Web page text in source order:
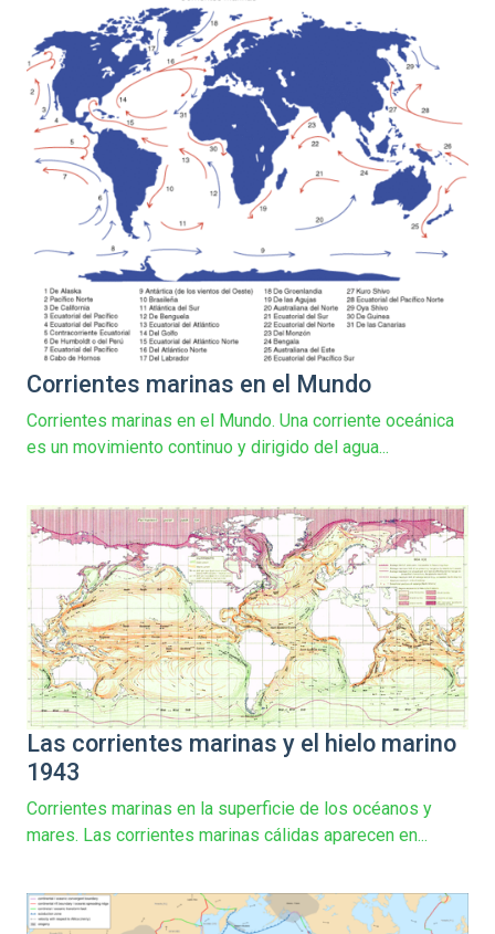
Corrientes marinas en el Mundo
Corrientes marinas en el Mundo. Una corriente oceánica
es un movimiento continuo y dirigido del agua...
Las corrientes marinas y el hielo marino
1943
Corrientes marinas en la superficie de los océanos y
mares. Las corrientes marinas cálidas aparecen en...